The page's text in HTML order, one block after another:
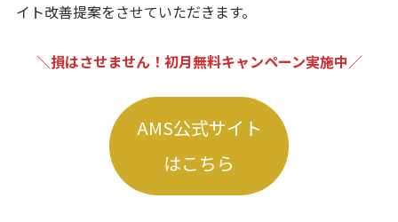
イト改善提案をさせていただきます。
＼損はさせません！初月無料キャンペーン実施中／
AMS公式サイト
はこちら